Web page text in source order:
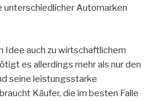
unterschiedlicher Automarken
Idee auch zu wirtschaftlichem
es allerdings mehr als nur den
seine leistungsstarke
Käufer, die im besten Falle